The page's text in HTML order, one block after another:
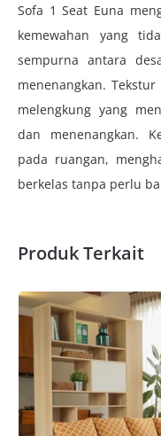
Sofa 1 Seat Euna
kemewahan yang
sempurna antara
menenangkan.
melengkung yang
dan menenangkan.
pada ruangan,
berkelas tanpa perlu
Produk Terkait